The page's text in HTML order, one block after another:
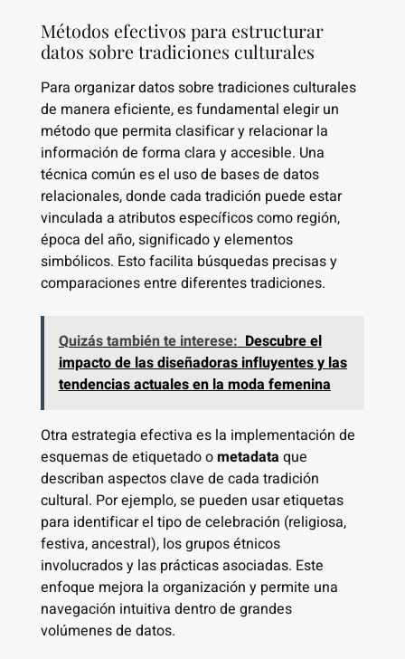
Métodos efectivos para estructurar
datos sobre tradiciones culturales
Para organizar datos sobre tradiciones culturales
de manera eficiente, es fundamental elegir un
método que permita clasificar y relacionar la
información de forma clara y accesible. Una
técnica común es el uso de bases de datos
relacionales, donde cada tradición puede estar
vinculada a atributos específicos como región,
época del año, significado y elementos
simbólicos. Esto facilita búsquedas precisas y
comparaciones entre diferentes tradiciones.
Quizás también te interese: Descubre el
impacto de las diseñadoras influyentes y las
tendencias actuales en la moda femenina
Otra estrategia efectiva es la implementación de
esquemas de etiquetado ometadata que
describan aspectos clave de cada tradición
cultural. Por ejemplo, se pueden usar etiquetas
para identificar el tipo de celebración (religiosa,
festiva, ancestral), los grupos étnicos
involucrados y las prácticas asociadas. Este
enfoque mejora la organización y permite una
navegación intuitiva dentro de grandes
volúmenes de datos.